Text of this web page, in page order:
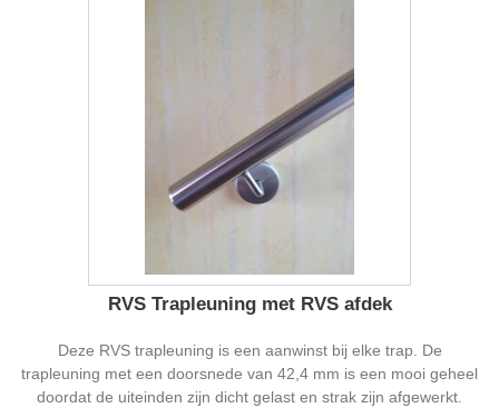
RVS Trapleuning met RVS afdek
Deze RVS trapleuning is een aanwinst bij elke trap. De
trapleuning met een doorsnede van 42,4 mm is een mooi geheel
doordat de uiteinden zijn dicht gelast en strak zijn afgewerkt.